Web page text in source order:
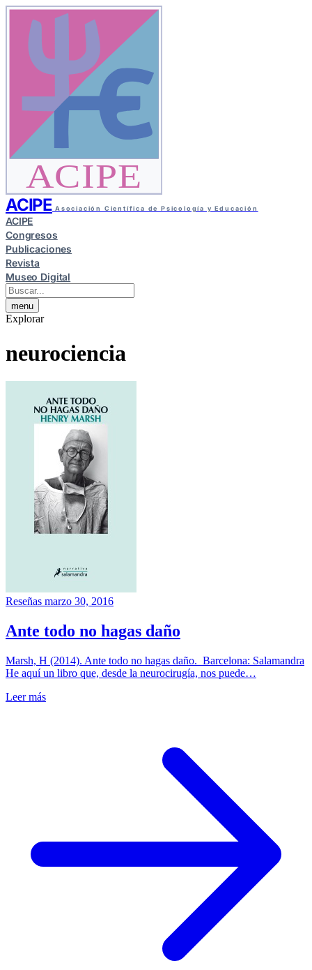
ACIPE
ACIPE Asociación Científica de Psicología y Educación
ACIPE
Congresos
Publicaciones
Revista
Museo Digital
menu
Explorar
neurociencia
Reseñas marzo 30, 2016
Ante todo no hagas daño
Marsh, H (2014). Ante todo no hagas daño. Barcelona: Salamandra
He aquí un libro que, desde la neurocirugía, nos puede…
Leer más